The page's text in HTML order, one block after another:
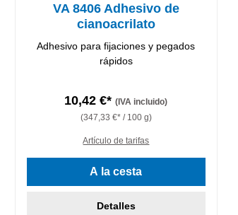
VA 8406 Adhesivo de
cianoacrilato
Adhesivo para fijaciones y pegados
rápidos
10,42 €*(IVA incluido)
(347,33 €* / 100 g)
Artículo de tarifas
A la cesta
Detalles